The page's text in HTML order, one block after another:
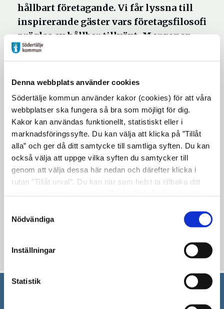
Denna webbplats använder cookies
Södertälje kommun använder kakor (cookies) för att våra
webbplatser ska fungera så bra som möjligt för dig.
Kakor kan användas funktionellt, statistiskt eller i
marknadsföringssyfte. Du kan välja att klicka på ”Tillåt
alla” och ger då ditt samtycke till samtliga syften. Du kan
också välja att uppge vilka syften du samtycker till
genom att välja dessa här nedan och därefter klicka i
rutan ”Tillåt urval”. Du kan när som helst ta tillbaka ditt
"Visa detaljer" kan du läsa om hur kakorna används och
hur vi och våra leverantörer inhämtar och behandlar
Nödvändiga
Inställningar
Statistik
hållbart företagande. Vi får lyssna till
inspirerande gäster vars företagsfilosofi
präglas av hållbar tillväxt. Morgonen
inleds av Södertälje kommuns nya
stadsdirektör Rickard Sundbom.
TID:16 februari, kl. 07:30-09:00
PLATS:Campusgatan 26, lokal Trombon
Anmäl dig här.
Öppna
i
nytt
fönster
Frukostklubben riktar sig till dig som är
företagare i Södertälje eller som har
kopplingar till Södertäljes näringsliv. På
möjligheten att träffa och mingla med
Uppdaterad: 2017-02-03